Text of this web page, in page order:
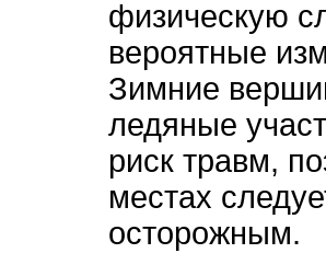
физическую
вероятные
Зимние
ледяные
риск травм,
местах
осторожным.